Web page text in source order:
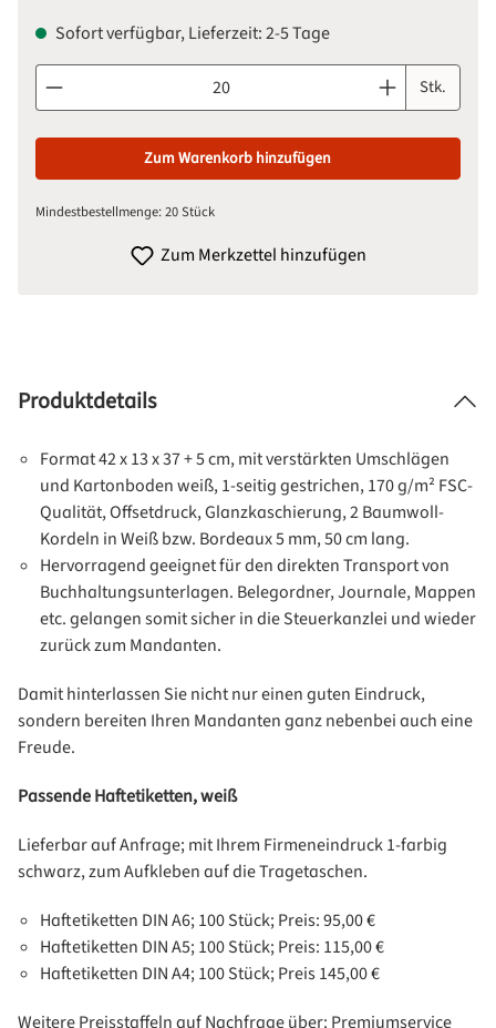
Sofort verfügbar, Lieferzeit: 2-5 Tage
Produkt Anzahl: Gib den gewünschten Wert ein oderStk.
Zum Warenkorb hinzufügen
Mindestbestellmenge: 20 Stück
Zum Merkzettel hinzufügen
Produktdetails
Format 42 x 13 x 37 + 5 cm, mit verstärkten Umschlägen
und Kartonboden weiß, 1-seitig gestrichen, 170 g/m² FSC-
Qualität, Offsetdruck, Glanzkaschierung, 2 Baumwoll-
Kordeln in Weiß bzw. Bordeaux 5 mm, 50 cm lang.
Hervorragend geeignet für den direkten Transport von
Buchhaltungsunterlagen. Belegordner, Journale, Mappen
etc. gelangen somit sicher in die Steuerkanzlei und wieder
zurück zum Mandanten.
Damit hinterlassen Sie nicht nur einen guten Eindruck,
sondern bereiten Ihren Mandanten ganz nebenbei auch eine
Freude.
Passende Haftetiketten, weiß
Lieferbar auf Anfrage; mit Ihrem Firmeneindruck 1-farbig
schwarz, zum Aufkleben auf die Tragetaschen.
Haftetiketten DIN A6; 100 Stück; Preis: 95,00 €
Haftetiketten DIN A5; 100 Stück; Preis: 115,00 €
Haftetiketten DIN A4; 100 Stück; Preis 145,00 €
Weitere Preisstaffeln auf Nachfrage über: Premiumservice